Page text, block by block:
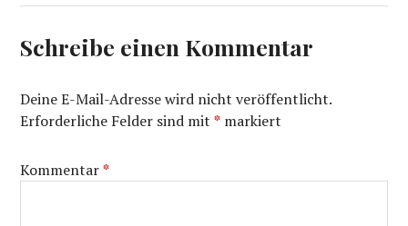
Schreibe einen Kommentar
Deine E-Mail-Adresse wird nicht veröffentlicht.
Erforderliche Felder sind mit* markiert
Kommentar*